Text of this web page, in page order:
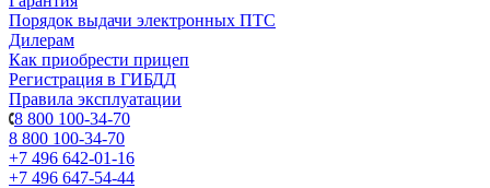
Порядок выдачи электронных ПТС
Дилерам
Как приобрести прицеп
Регистрация в ГИБДД
Правила эксплуатации
8 800 100-34-70
8 800 100-34-70
+7 496 642-01-16
+7 496 647-54-44